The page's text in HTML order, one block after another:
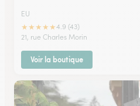
EU
★★★★★4.9 (43)
21, rue Charles Morin
Voir la boutique